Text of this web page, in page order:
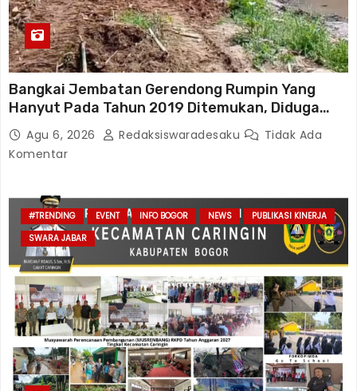
Bangkai Jembatan Gerendong Rumpin Yang
Hanyut Pada Tahun 2019 Ditemukan, Diduga
Sedang Dijarah Oknum Warga Menggunakan Alat
Berat
Agu 6, 2026 Redaksiswaradesaku
Tidak Ada
Komentar
#TRENDING EVENT INFO BOGOR NEWS
PUBLIKASI KINERJA
SWARA JABAR